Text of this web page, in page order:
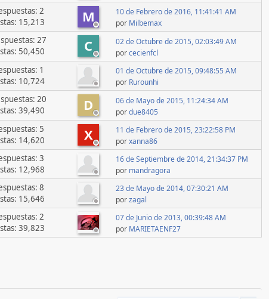
M
2
15,213
10 de Febrero de 2016, 11:41:41 AM
por Milbemax
C
27
50,450
02 de Octubre de 2015, 02:03:49 AM
porcecienfcl
1
10,724
01 de Octubre de 2015, 09:48:55 AM
por Rurounhi
D
20
39,490
06 de Mayo de 2015, 11:24:34 AM
pordue8405
X
5
14,620
11 de Febrero de 2015, 23:22:58 PM
porxanna86
3
12,968
16 de Septiembre de 2014, 21:34:37 PM
por mandragora
8
15,646
23 de Mayo de 2014, 07:30:21 AM
porzagal
2
39,823
07 de Junio de 2013, 00:39:48 AM
por MARIETAENF27